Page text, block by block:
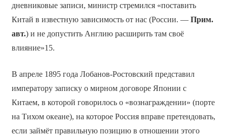
дневниковые записи, министр стремился «поставить
Китай в известную зависимость от нас (России. — Прим.
авт.) и не допустить Англию расширить там своё
влияние»15.
В апреле 1895 года Лобанов-Ростовский представил
императору записку о мирном договоре Японии с
Китаем, в которой говорилось о «вознаграждении» (порте
на Тихом океане), на которое Россия вправе претендовать,
если займёт правильную позицию в отношении этого